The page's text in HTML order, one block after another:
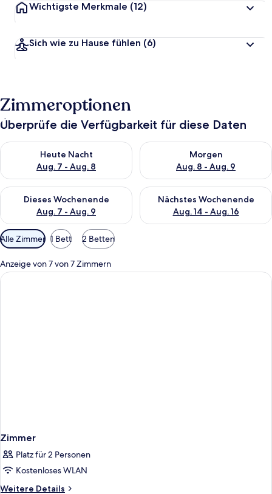
Wichtigste Merkmale (12)
Sich wie zu Hause fühlen (6)
Zimmeroptionen
Überprüfe die Verfügbarkeit für diese Daten
Heute Nacht
Aug. 7 - Aug. 8
Überprüfe die Verfügbarkeit für heute Nacht, Aug. 7 - Aug. 8.
Morgen
Aug. 8 - Aug. 9
Überprüfe die Verfügbarkeit
Dieses Wochenende
Aug. 7 - Aug. 9
Überprüfe die Verfügbarkeit für dieses Wochenende, Aug. 7
Nächstes Wochenende
Aug. 14 - Aug. 16
Überprüfe die Verfügbarkeit
Verfügbare
Filter
für
Zimmer
Alle Zimmer 1 Bett 2 Betten
Anzeige von 7 von 7 Zimmern
Zimmer
Platz für 2 Personen
Kostenloses WLAN
Weitere Details
Weitere